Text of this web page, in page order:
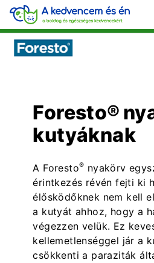
Foresto®
kutyáknak
A Foresto® nyakörv
érintkezés révén fejti ki
élősködőknek nem kell
a kutyát ahhoz, hogy a
végezzen velük. Ez
kellemetlenséggel jár a
csökkenti a paraziták